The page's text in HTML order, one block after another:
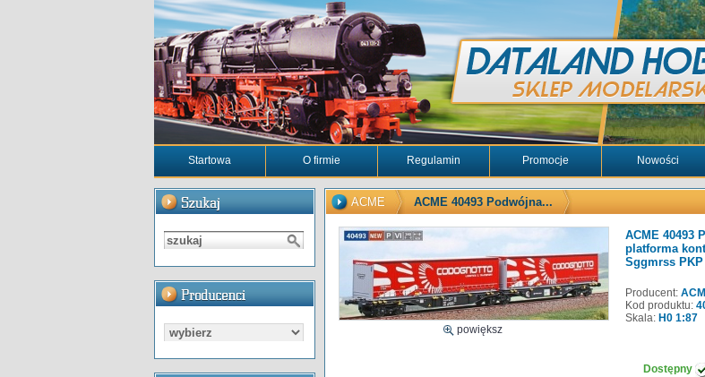
Startowa O firmie Regulamin Promocje Nowości
ACME ACME 40493 Podwójna...
powiększ
ACME 40493
platforma
Sggmrss PKP
Producent:
Kod produktu:
Skala: H0 1:87
Dostępny